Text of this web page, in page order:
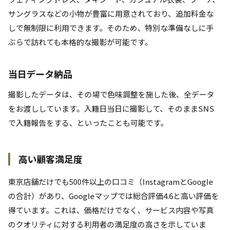
サングラスなどの小物が豊富に用意されており、追加料金な
しで無制限に利用できます。そのため、特別な準備なしに手
ぶらで訪れても本格的な撮影が可能です。
当日データ納品
撮影したデータは、その場で色味調整を施した後、全データ
をお渡ししています。入籍日当日に撮影して、そのままSNS
で入籍報告をする、といったことも可能です。
高い顧客満足度
東京店舗だけでも500件以上の口コミ（InstagramとGoogle
の合計）があり、Googleマップでは総合評価4.6と高い評価を
得ています。これは、価格だけでなく、サービス内容や写真
のクオリティに対する利用者の満足度の高さを示していま